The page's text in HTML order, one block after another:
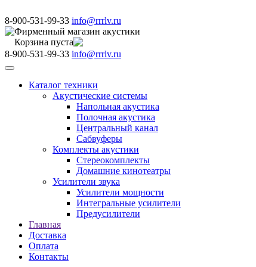
8-900-531-99-33 info@rrrlv.ru
Фирменный магазин акустики
Корзина пуста
8-900-531-99-33 info@rrrlv.ru
Меню
Каталог техники
Акустические системы
Напольная акустика
Полочная акустика
Центральный канал
Сабвуферы
Комплекты акустики
Стереокомплекты
Домашние кинотеатры
Усилители звука
Усилители мощности
Интегральные усилители
Предусилители
Главная
Доставка
Оплата
Контакты